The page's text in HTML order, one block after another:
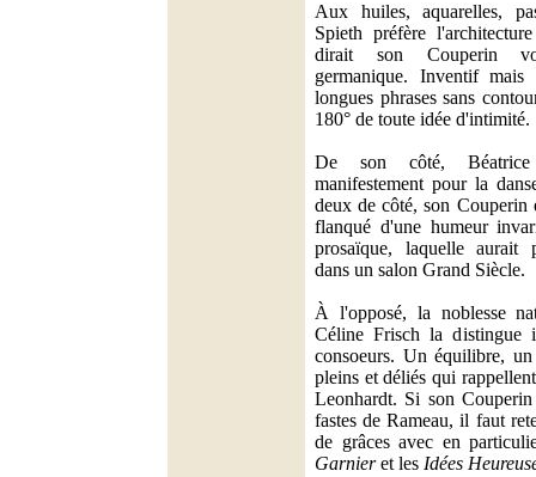
Aux huiles, aquarelles,
Spieth préfère
dirait son Couperin
germanique. Inventif
longues phrases sans
180° de toute idée d'intimité.
De son côté,
manifestement pour la
deux de côté, son Couperin
flanqué d'une humeur
prosaïque, laquelle aurait
dans un salon Grand Siècle.
À l'opposé, la noblesse
Céline Frisch la distingue
consoeurs. Un équilibre,
pleins et déliés qui
Leonhardt. Si son Couperin
fastes de Rameau, il faut
de grâces avec en
Garnieret les Idées